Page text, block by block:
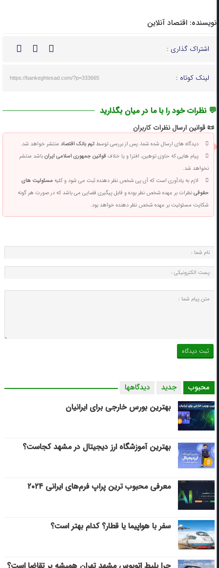
نویسنده: اقتصاد آنلاین
اشتراک گذاری :
لینک کوتاه : https://bankeghtesad.com/?p=333665
💬 نظرات خود را با ما در میان بگذارید
📜 قوانین ارسال نظرات کاربران
دیدگاه های ارسال شده شما، پس از بررسی توسطتیم بانک اقتصادمنتشر خواهد شد.
پیام هایی که حاوی توهین، افترا و یا خلافقوانین جمهوری اسلامی ایرانباشد منتشر
نخواهد شد.
لازم به یادآوری است که آی پی شخص نظر دهنده ثبت می شود و کلیهمسئولیت های
حقوقینظرات بر عهده شخص نظر بوده و قابل پیگیری قضایی می باشد که در صورت هر گونه
شکایت مسئولیت بر عهده شخص نظر دهنده خواهد بود.
محبوب جدید دیدگاهها
بهترین بورس خارجی برای ایرانیان
بهترین آموزشگاه ارز دیجیتال در مشهد کجاست؟
معرفی محبوب ترین پراپ فرم‌های ایرانی ۲۰۲۴
سفر با هواپیما یا قطار؟ کدام بهتر است؟